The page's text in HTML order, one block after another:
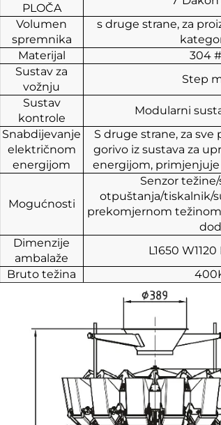
PLOČA
Volumen
spremnika
s druge strane, za
Materijal
304
Sustav za
vožnju
Step
Sustav
kontrole
Modularni
Snabdijevanje
električnom
energijom
S druge strane, za sve
gorivo iz sustava za
energijom,
Mogućnosti
Senzor
otpuštanja/tiskalnik/
prekomjernom
Dimenzije
ambalaže
L1650 W1120
Bruto težina